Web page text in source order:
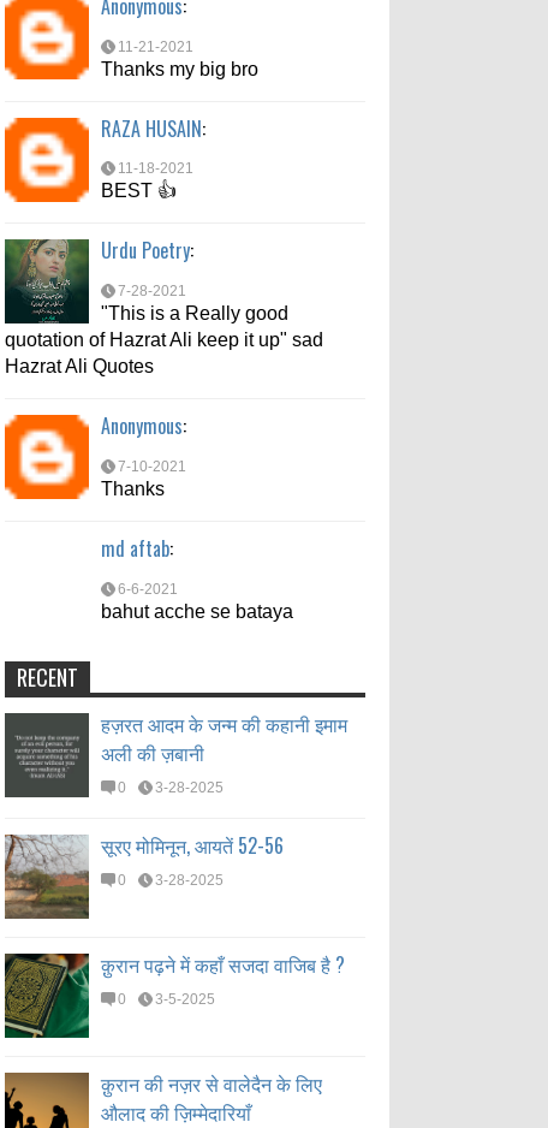
7-10-2021
6-6-2021
bahut acche se bataya
Anonymous:
11-21-2021
Thanks my big bro
RAZA HUSAIN:
11-18-2021
BEST 👍
Urdu Poetry:
7-28-2021
"This is a Really good
quotation of Hazrat Ali keep it up" sad
Hazrat Ali Quotes
Anonymous:
7-10-2021
Thanks
md aftab:
6-6-2021
bahut acche se bataya
RECENT
हज़रत आदम के जन्म की कहानी इमाम
अली की ज़बानी
0 3-28-2025
सूरए मोमिनून, आयतें 52-56
0 3-28-2025
क़ुरान पढ़ने में कहाँ सजदा वाजिब है ?
0 3-5-2025
क़ुरान की नज़र से वालेदैन के लिए
औलाद की ज़िम्मेदारियाँ